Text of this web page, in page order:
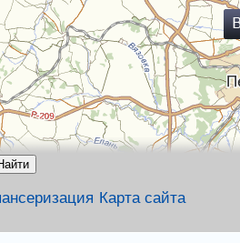
Карта сайта